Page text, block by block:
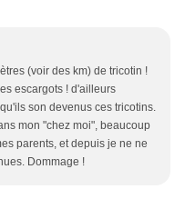
(voir des km) de tricotin !
escargots ! d'ailleurs
son devenus ces tricotins.
mon "chez moi", beaucoup
parents, et depuis je ne ne
Dommage !